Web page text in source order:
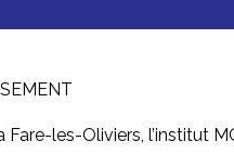
les-Oliviers, l’institut